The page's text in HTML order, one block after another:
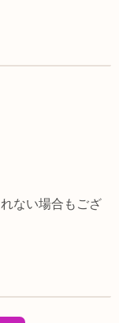
ない場合もござ